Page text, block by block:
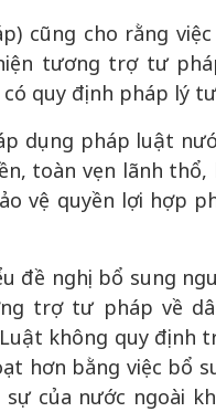
cũng cho rằng
tương trợ tư
quy định pháp lý
dụng pháp luật
toàn vẹn lãnh thổ,
vệ quyền lợi hợp
đề nghị bổ sung
trợ tư pháp về
không quy định
hơn bằng việc bổ
của nước ngoài